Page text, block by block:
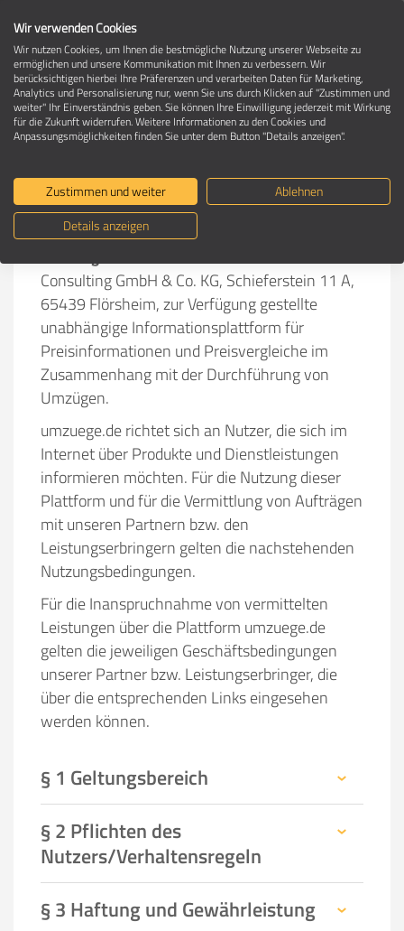
Nutzungsbedingungen
Willkommen bei umzuege.de
Consulting GmbH & Co. KG, Schieferstein 11 A,
65439 Flörsheim, zur Verfügung gestellte
unabhängige Informationsplattform für
Preisinformationen und Preisvergleiche im
Zusammenhang mit der Durchführung von
Umzügen.
umzuege.de richtet sich an Nutzer, die sich im
Internet über Produkte und Dienstleistungen
informieren möchten. Für die Nutzung dieser
Plattform und für die Vermittlung von Aufträgen
mit unseren Partnern bzw. den
Leistungserbringern gelten die nachstehenden
Nutzungsbedingungen.
Für die Inanspruchnahme von vermittelten
Leistungen über die Plattform umzuege.de
gelten die jeweiligen Geschäftsbedingungen
unserer Partner bzw. Leistungserbringer, die
über die entsprechenden Links eingesehen
werden können.
§ 1 Geltungsbereich
§ 2 Pflichten des
Nutzers/Verhaltensregeln
§ 3 Haftung und Gewährleistung
Wir verwenden Cookies
Wir nutzen Cookies, um Ihnen die bestmögliche Nutzung unserer Webseite zu
ermöglichen und unsere Kommunikation mit Ihnen zu verbessern. Wir
berücksichtigen hierbei Ihre Präferenzen und verarbeiten Daten für Marketing,
Analytics und Personalisierung nur, wenn Sie uns durch Klicken auf "Zustimmen und
weiter" Ihr Einverständnis geben. Sie können Ihre Einwilligung jederzeit mit Wirkung
für die Zukunft widerrufen. Weitere Informationen zu den Cookies und
Anpassungsmöglichkeiten finden Sie unter dem Button "Details anzeigen".
Zustimmen und weiter
Ablehnen
Details anzeigen